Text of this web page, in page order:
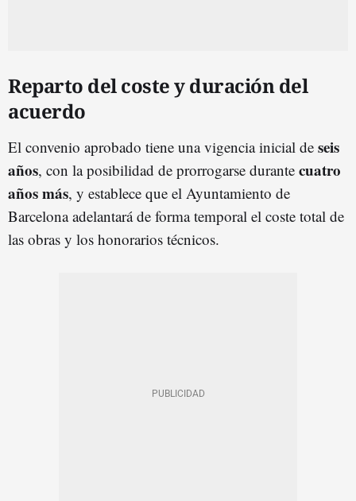
Reparto del coste y duración del
acuerdo
El convenio aprobado tiene una vigencia inicial de seis
años, con la posibilidad de prorrogarse durante cuatro
años más, y establece que el Ayuntamiento de
Barcelona adelantará de forma temporal el coste total de
las obras y los honorarios técnicos.